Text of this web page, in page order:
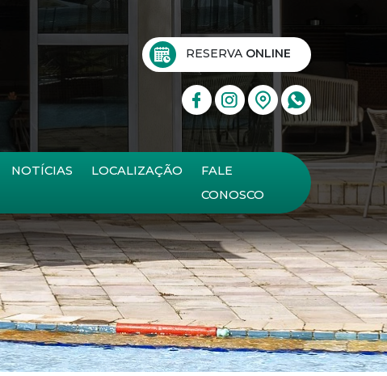
RESERVA ONLINE
NOTÍCIAS LOCALIZAÇÃO
FALE
CONOSCO